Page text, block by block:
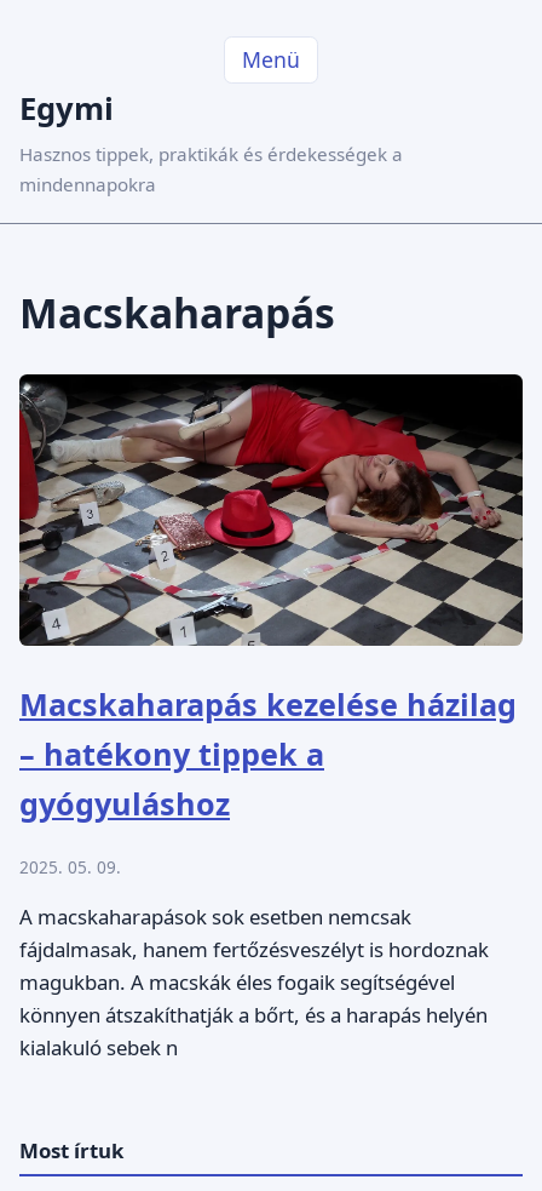
Menü
Egymi
Hasznos tippek, praktikák és érdekességek a
mindennapokra
Macskaharapás
Macskaharapás kezelése házilag
– hatékony tippek a
gyógyuláshoz
2025. 05. 09.
A macskaharapások sok esetben nemcsak
fájdalmasak, hanem fertőzésveszélyt is hordoznak
magukban. A macskák éles fogaik segítségével
könnyen átszakíthatják a bőrt, és a harapás helyén
kialakuló sebek n
Most írtuk